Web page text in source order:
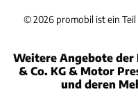
©2026 promobil ist ein
Weitere Angebote der
& Co. KG & Motor
und deren